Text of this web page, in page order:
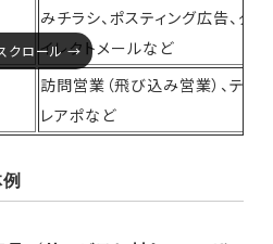
みチラシ、ポスティング広告、ダ
イレクトメールなど
訪問営業（飛び込み営業）、テ
レアポなど